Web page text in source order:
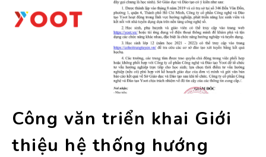
Công văn triển khai Giới
thiệu hệ thống hướng